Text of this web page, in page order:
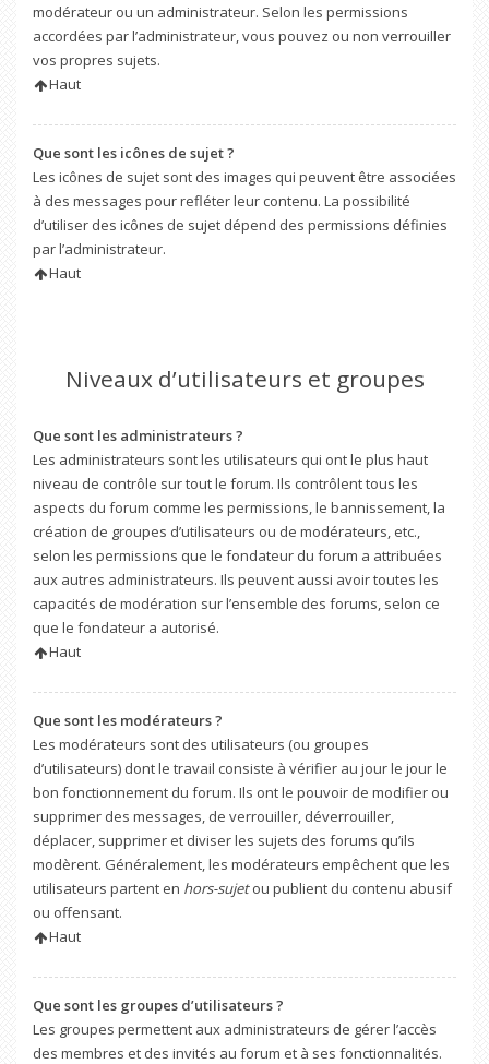
modérateur ou un administrateur. Selon les permissions
accordées par l’administrateur, vous pouvez ou non verrouiller
vos propres sujets.
Haut
Que sont les icônes de sujet ?
Les icônes de sujet sont des images qui peuvent être associées
à des messages pour refléter leur contenu. La possibilité
d’utiliser des icônes de sujet dépend des permissions définies
par l’administrateur.
Haut
Niveaux d’utilisateurs et groupes
Que sont les administrateurs ?
Les administrateurs sont les utilisateurs qui ont le plus haut
niveau de contrôle sur tout le forum. Ils contrôlent tous les
aspects du forum comme les permissions, le bannissement, la
création de groupes d’utilisateurs ou de modérateurs, etc.,
selon les permissions que le fondateur du forum a attribuées
aux autres administrateurs. Ils peuvent aussi avoir toutes les
capacités de modération sur l’ensemble des forums, selon ce
que le fondateur a autorisé.
Haut
Que sont les modérateurs ?
Les modérateurs sont des utilisateurs (ou groupes
d’utilisateurs) dont le travail consiste à vérifier au jour le jour le
bon fonctionnement du forum. Ils ont le pouvoir de modifier ou
supprimer des messages, de verrouiller, déverrouiller,
déplacer, supprimer et diviser les sujets des forums qu’ils
modèrent. Généralement, les modérateurs empêchent que les
utilisateurs partent en hors-sujetou publient du contenu abusif
ou offensant.
Haut
Que sont les groupes d’utilisateurs ?
Les groupes permettent aux administrateurs de gérer l’accès
des membres et des invités au forum et à ses fonctionnalités.